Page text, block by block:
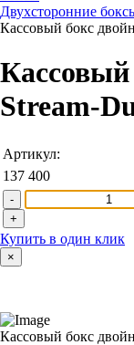
Двухсторонние
Кассовый бокс
Кассовый
Stream-
Артикул:
137 400
-
+
Купить в один клик
×
Кассовый бокс